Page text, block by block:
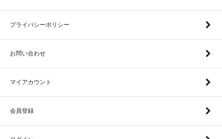
プライバシーポリシー
お問い合わせ
マイアカウント
会員登録